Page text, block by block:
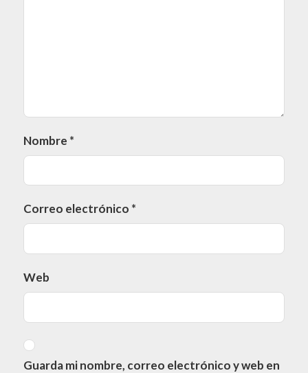
Nombre *
Correo electrónico *
Web
Guarda mi nombre, correo electrónico y web en